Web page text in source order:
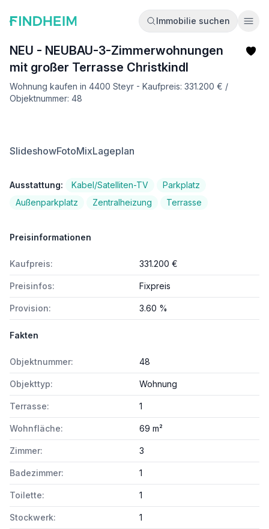
Immobilie suchen
NEU - NEUBAU-3-Zimmerwohnungen
mit großer Terrasse Christkindl
Wohnung kaufen in 4400 Steyr - Kaufpreis: 331.200 € /
Objektnummer: 48
SlideshowFotoMixLageplan
Ausstattung: Kabel/Satelliten-TV
Parkplatz
Außenparkplatz
Zentralheizung Terrasse
Preisinformationen
Kaufpreis: 331.200 €
Preisinfos: Fixpreis
Provision: 3.60 %
Fakten
Objektnummer: 48
Objekttyp: Wohnung
Terrasse: 1
Wohnfläche: 69 m²
Zimmer: 3
Badezimmer: 1
Toilette: 1
Stockwerk: 1